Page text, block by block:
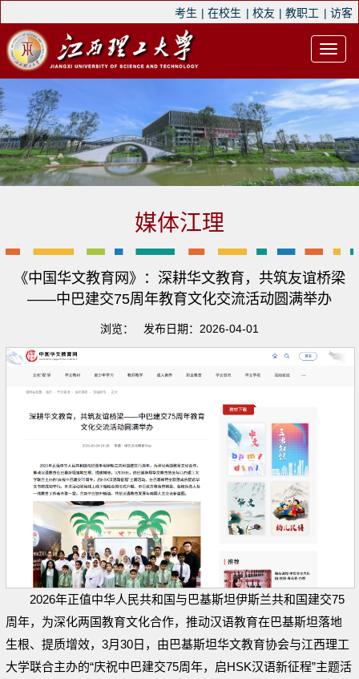
考生 | 在校生 | 校友 | 教职工 | 访客
媒体江理
《中国华文教育网》：深耕华文教育，共筑友谊桥梁
——中巴建交75周年教育文化交流活动圆满举办
浏览： 发布日期：2026-04-01
2026年正值中华人民共和国与巴基斯坦伊斯兰共和国建交75
周年，为深化两国教育文化合作，推动汉语教育在巴基斯坦落地
生根、提质增效，3月30日，由巴基斯坦华文教育协会与江西理工
大学联合主办的“庆祝中巴建交75周年，启HSK汉语新征程”主题活